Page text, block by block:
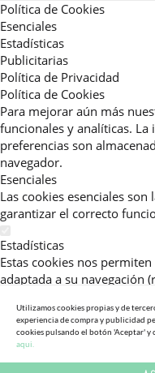
Política de Cookies
Esenciales
Estadísticas
Publicitarias
Política de Privacidad
Política de Cookies
Para mejorar aún más
funcionales y analíticas.
preferencias son
navegador.
Esenciales
Las cookies esenciales
garantizar el correcto
Estadísticas
Estas cookies nos
adaptada a su navegación
consultadas, etc).Al
más su experiencia.
Publicitarias
Utilizamos cookies propias y de
experiencia de compra y publicidad
cookies pulsando el botón 'Aceptar' y
aqui.